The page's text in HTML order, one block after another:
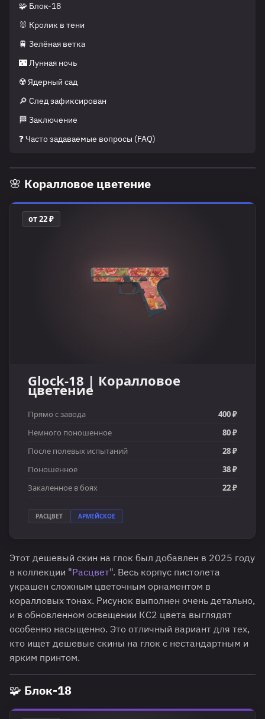
🧩 Блок-18
🐰 Кролик в тени
🚆 Зелёная ветка
🌃 Лунная ночь
☢️ Ядерный сад
🔎 След зафиксирован
🏁 Заключение
❓ Часто задаваемые вопросы (FAQ)
🌸 Коралловое цветение
от 22 ₽
Glock-18 | Коралловое
цветение
Прямо с завода
400 ₽
Немного поношенное
80 ₽
После полевых испытаний
28 ₽
Поношенное
38 ₽
Закаленное в боях
22 ₽
РАСЦВЕТ АРМЕЙСКОЕ
Этот дешевый скин на глок был добавлен в 2025 году
в коллекции "Расцвет". Весь корпус пистолета
украшен сложным цветочным орнаментом в
коралловых тонах. Рисунок выполнен очень детально,
и в обновленном освещении КС2 цвета выглядят
особенно насыщенно. Это отличный вариант для тех,
кто ищет дешевые скины на глок с нестандартным и
ярким принтом.
🧩 Блок-18